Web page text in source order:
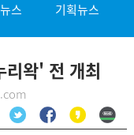
스 기획뉴스
리왁' 전 개최